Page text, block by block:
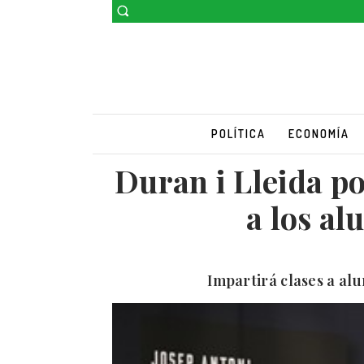
POLÍTICA ECONOMÍA
Duran i Lleida
a los
Impartirá clases a